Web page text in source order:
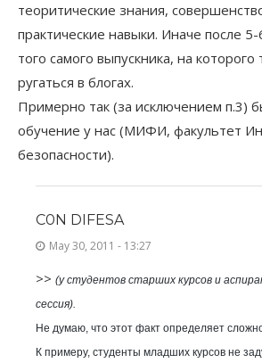
теоритические знания,
практические навыки. Иначе после
того самого выпускника, на которого
ругаться в блогах.
Примерно так (за исключением п.3)
обучение у нас (МИФИ, факультет
безопасности).
C0N DIFESA
May 30, 2011 - 13:27
>> (у студентов старших курсов и
сессия).
Не думаю, что этот факт определяет
К примеру, студенты младших курсов не